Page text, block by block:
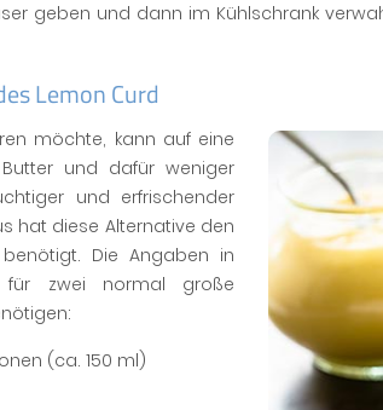
geben und dann im Kühlschrank
Lemon Curd
möchte, kann auf eine
und dafür weniger
und erfrischender
hat diese Alternative den
Die Angaben in
für zwei normal große
(ca. 150 ml)